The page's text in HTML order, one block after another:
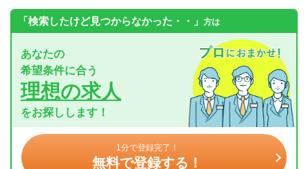
「検索したけど見つからなかった・・」 方は
あなたの
希望条件に合う
理想の求人
をお探しします！
1分で登録完了！
無料で登録する！